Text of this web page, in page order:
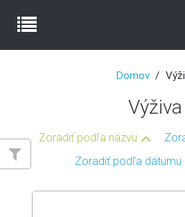
Domov
Výživa
Zoradiť podľa názvu
Zoradiť podľa dátumu